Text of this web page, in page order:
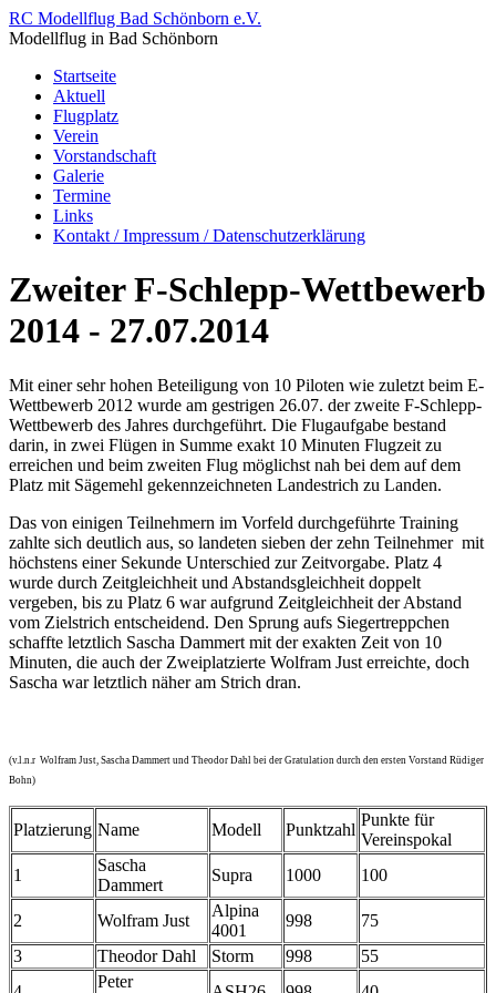
RC Modellflug Bad Schönborn e.V.
Modellflug in Bad Schönborn
Startseite
Aktuell
Flugplatz
Verein
Vorstandschaft
Galerie
Termine
Links
Kontakt / Impressum / Datenschutzerklärung
Zweiter F-Schlepp-Wettbewerb
2014 - 27.07.2014
Mit einer sehr hohen Beteiligung von 10 Piloten wie zuletzt beim E-
Wettbewerb 2012 wurde am gestrigen 26.07. der zweite F-Schlepp-
Wettbewerb des Jahres durchgeführt. Die Flugaufgabe bestand
darin, in zwei Flügen in Summe exakt 10 Minuten Flugzeit zu
erreichen und beim zweiten Flug möglichst nah bei dem auf dem
Platz mit Sägemehl gekennzeichneten Landestrich zu Landen.
Das von einigen Teilnehmern im Vorfeld durchgeführte Training
zahlte sich deutlich aus, so landeten sieben der zehn Teilnehmer mit
höchstens einer Sekunde Unterschied zur Zeitvorgabe. Platz 4
wurde durch Zeitgleichheit und Abstandsgleichheit doppelt
vergeben, bis zu Platz 6 war aufgrund Zeitgleichheit der Abstand
vom Zielstrich entscheidend. Den Sprung aufs Siegertreppchen
schaffte letztlich Sascha Dammert mit der exakten Zeit von 10
Minuten, die auch der Zweiplatzierte Wolfram Just erreichte, doch
Sascha war letztlich näher am Strich dran.
(v.l.n.r Wolfram Just, Sascha Dammert und Theodor Dahl bei der Gratulation durch den ersten Vorstand Rüdiger
Bohn)
Platzierung Name Modell Punktzahl
Punkte für
Vereinspokal
1
Sascha
Dammert
Supra 1000 100
2 Wolfram Just
Alpina
4001
998
75
3
Theodor Dahl Storm 998
55
Peter